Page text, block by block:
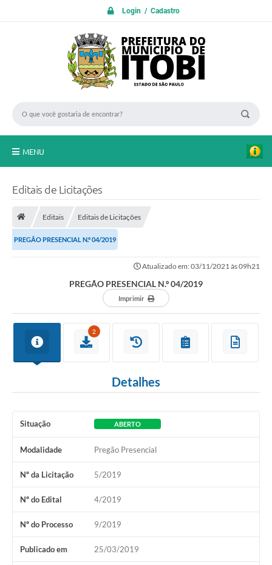
Login / Cadastro
MENU
A Nossa Cidade
LEIS MUNICIPAIS
Diário Oficial
Serviços Online
Contas Públicas
SIC
HISTÓRICO - ADM
Relação de Cargos e Salários
Galeria de Fotos
Editais de Licitações
Editais Editais de Licitações
PREGÃO PRESENCIAL N.º 04/2019
Atualizado em: 03/11/2021 às 09h21
PREGÃO PRESENCIAL N.º 04/2019
Imprimir
2
Detalhes
Situação ABERTO
Modalidade Pregão Presencial
Nº da Licitação 5/2019
Nº do Edital 4/2019
Nº do Processo 9/2019
Publicado em 25/03/2019